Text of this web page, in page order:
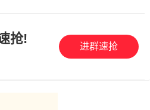
抢!
进群速抢